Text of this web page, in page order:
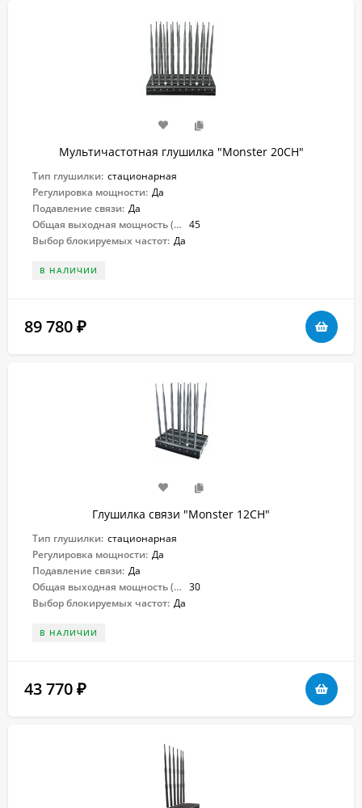
Мультичастотная глушилка "Monster 20CH"
Тип глушилки: стационарная
Регулировка мощности: Да
Подавление связи: Да
Общая выходная мощность (Вт): 45
Выбор блокируемых частот: Да
В НАЛИЧИИ
89 780 ₽
Глушилка связи "Monster 12CH"
Тип глушилки: стационарная
Регулировка мощности: Да
Подавление связи: Да
Общая выходная мощность (Вт): 30
Выбор блокируемых частот: Да
В НАЛИЧИИ
43 770 ₽